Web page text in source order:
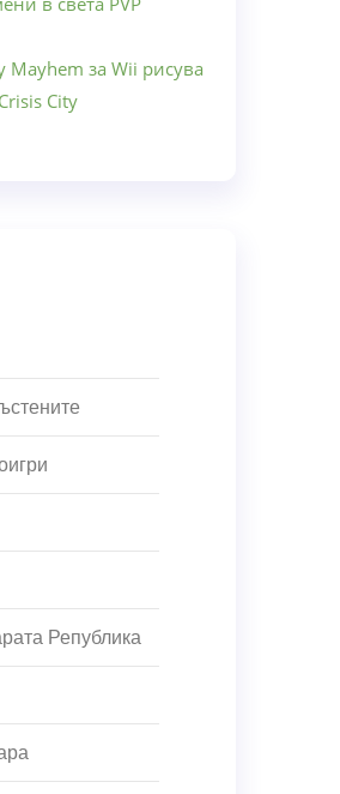
Mayhem за Wii рисува
City
Република